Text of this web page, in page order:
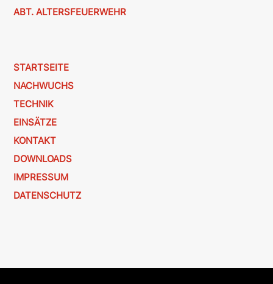
ABT. ALTERSFEUERWEHR
STARTSEITE
NACHWUCHS
TECHNIK
EINSÄTZE
KONTAKT
DOWNLOADS
IMPRESSUM
DATENSCHUTZ